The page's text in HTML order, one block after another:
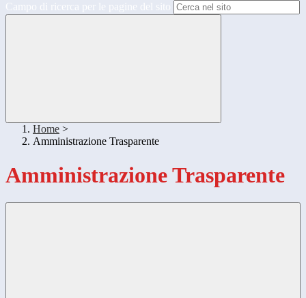
Campo di ricerca per le pagine del sito
Home >
Amministrazione Trasparente
Amministrazione Trasparente